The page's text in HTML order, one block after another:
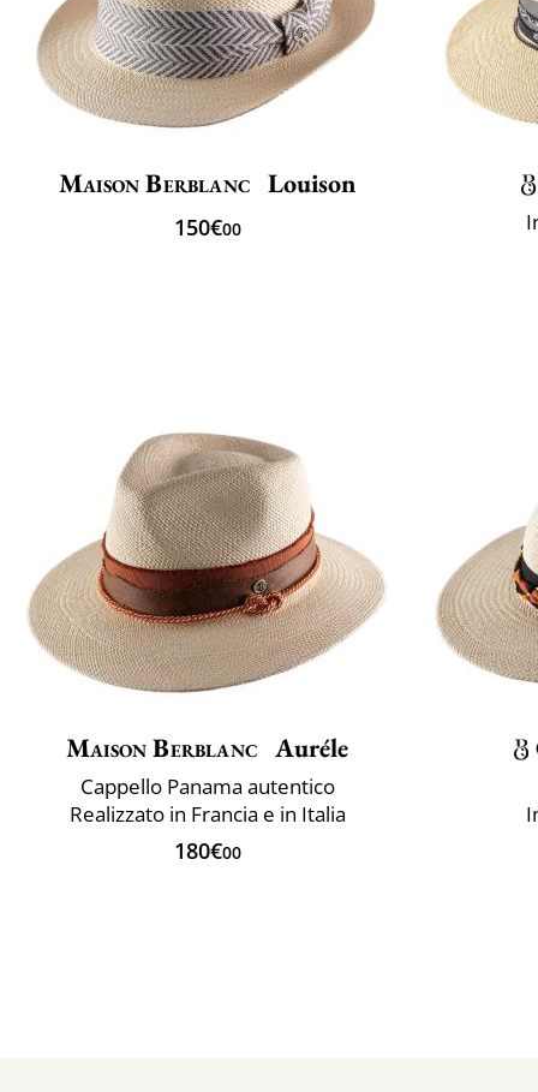
Maison Berblanc Louison
150€00
Maison Berblanc Auréle
Cappello Panama autentico
Realizzato in Francia e in Italia
180€00